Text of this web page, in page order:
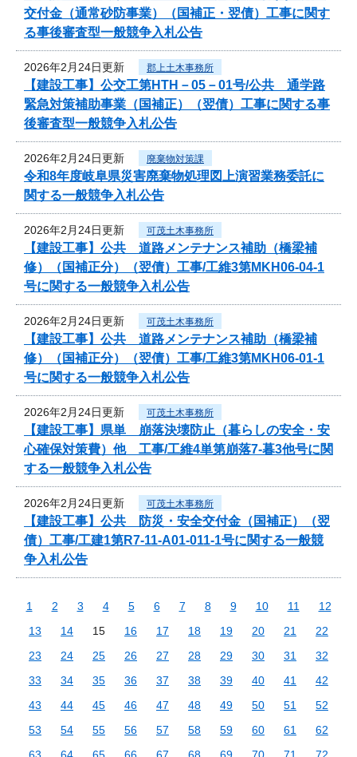
交付金（通常砂防事業）（国補正・翌債）工事に関す
る事後審査型一般競争入札公告
2026年2月24日更新 郡上土木事務所
【建設工事】公交工第HTH－05－01号/公共 通学路
緊急対策補助事業（国補正）（翌債）工事に関する事
後審査型一般競争入札公告
2026年2月24日更新 廃棄物対策課
令和8年度岐阜県災害廃棄物処理図上演習業務委託に
関する一般競争入札公告
2026年2月24日更新 可茂土木事務所
【建設工事】公共 道路メンテナンス補助（橋梁補
修）（国補正分）（翌債）工事/工維3第MKH06-04-1
号に関する一般競争入札公告
2026年2月24日更新 可茂土木事務所
【建設工事】公共 道路メンテナンス補助（橋梁補
修）（国補正分）（翌債）工事/工維3第MKH06-01-1
号に関する一般競争入札公告
2026年2月24日更新 可茂土木事務所
【建設工事】県単 崩落決壊防止（暮らしの安全・安
心確保対策費）他 工事/工維4単第崩落7-暮3他号に関
する一般競争入札公告
2026年2月24日更新 可茂土木事務所
【建設工事】公共 防災・安全交付金（国補正）（翌
債）工事/工建1第R7-11-A01-011-1号に関する一般競
争入札公告
1 2 3 4 5 6 7 8 9 10 11
12
13
14 15 16 17 18 19 20 21
22
23
24 25 26 27 28 29 30 31
32
33
34 35 36 37 38 39 40 41
42
43
44 45 46 47 48 49 50 51
52
53
54 55 56 57 58 59 60 61
62